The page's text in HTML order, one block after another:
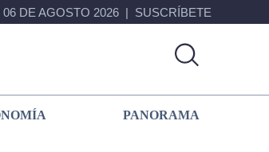
06 DE AGOSTO 2026 SUSCRÍBETE
PANORAMA